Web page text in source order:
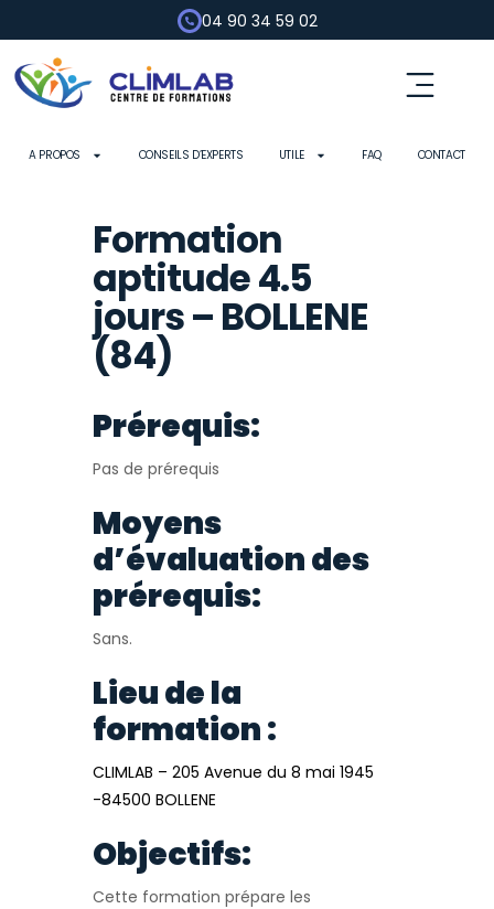
04 90 34 59 02
A PROPOS CONSEILS D’EXPERTS UTILE FAQ CONTACT
Formation
aptitude 4.5
jours – BOLLENE
(84)
Prérequis:
Pas de prérequis
Moyens
d’évaluation des
prérequis:
Sans.
Lieu de la
formation :
CLIMLAB – 205 Avenue du 8 mai 1945
-84500 BOLLENE
Objectifs:
Cette formation prépare les